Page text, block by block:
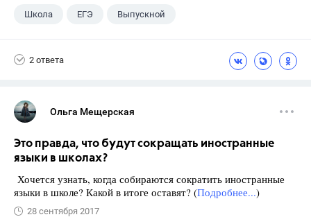
Школа ЕГЭ Выпускной
2 ответа
Ольга Мещерская
Это правда, что будут сокращать иностранные
языки в школах?
Хочется узнать, когда собираются сократить иностранные
языки в школе? Какой в итоге оставят? (Подробнее...)
28 сентября 2017